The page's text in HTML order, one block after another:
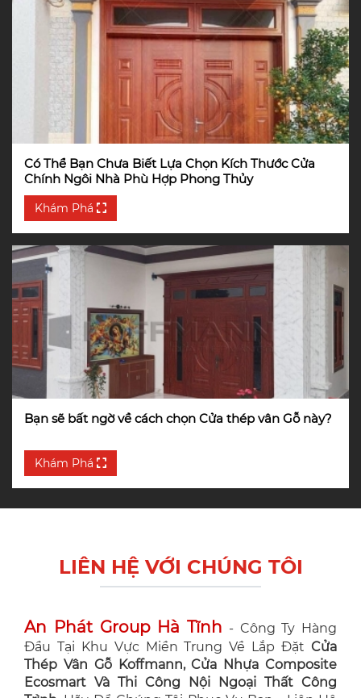
Có Thể Bạn Chưa Biết Lựa Chọn Kích Thước Cửa
Chính Ngôi Nhà Phù Hợp Phong Thủy
Khám Phá
Bạn sẽ bất ngờ về cách chọn Cửa thép vân Gỗ này?
Khám Phá
LIÊN HỆ VỚI CHÚNG TÔI
An Phát Group Hà Tĩnh - Công Ty Hàng
Đầu Tại Khu Vực Miền Trung Về Lắp Đặt Cửa
Thép Vân Gỗ Koffmann, Cửa Nhựa Composite
Ecosmart Và Thi Công Nội Ngoại Thất Công